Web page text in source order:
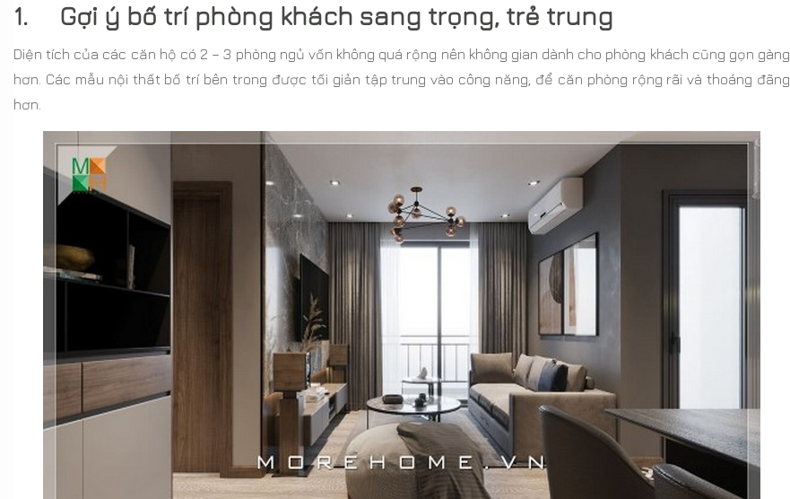
1. Gợi ý bố trí phòng khách sang trọng, trẻ trung
Diện tích của các căn hộ có 2 – 3 phòng ngủ vốn không quá rộng nên không gian dành cho phòng khách cũng gọn gàng
hơn. Các mẫu nội thất bố trí bên trong được tối giản tập trung vào công năng, để căn phòng rộng rãi và thoáng đãng
hơn.